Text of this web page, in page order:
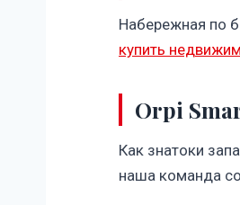
Набережная по
купить
Orpi
Как знатоки
наша команда